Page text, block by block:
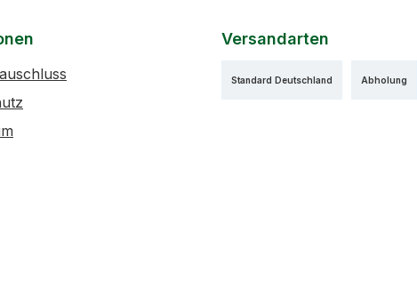
Versandarten
Standard Deutschland Abholung